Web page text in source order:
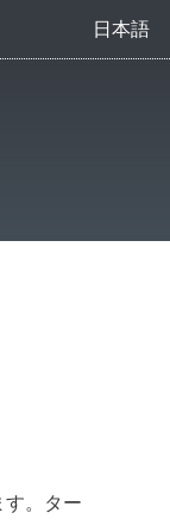
日本語
。ター